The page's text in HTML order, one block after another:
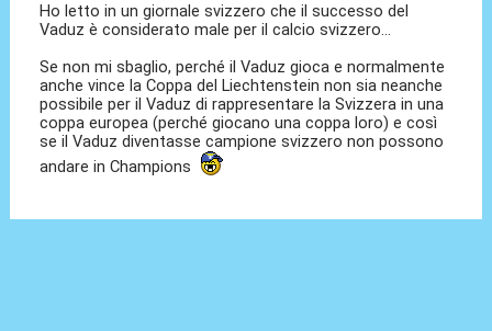
Ho letto in un giornale svizzero che il successo del
Vaduz è considerato male per il calcio svizzero...
Se non mi sbaglio, perché il Vaduz gioca e normalmente
anche vince la Coppa del Liechtenstein non sia neanche
possibile per il Vaduz di rappresentare la Svizzera in una
coppa europea (perché giocano una coppa loro) e così
se il Vaduz diventasse campione svizzero non possono
andare in Champions